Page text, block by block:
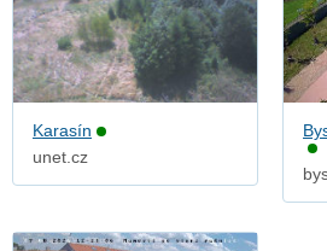
Karasín
unet.cz